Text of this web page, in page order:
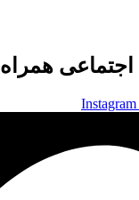
همراه
Instagram